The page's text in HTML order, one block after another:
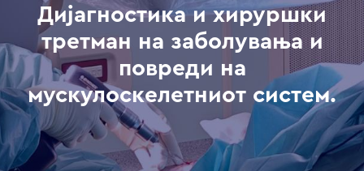
Дијагностика и хируршки
третман на заболувања и
повреди на
мускулоскелетниот систем.